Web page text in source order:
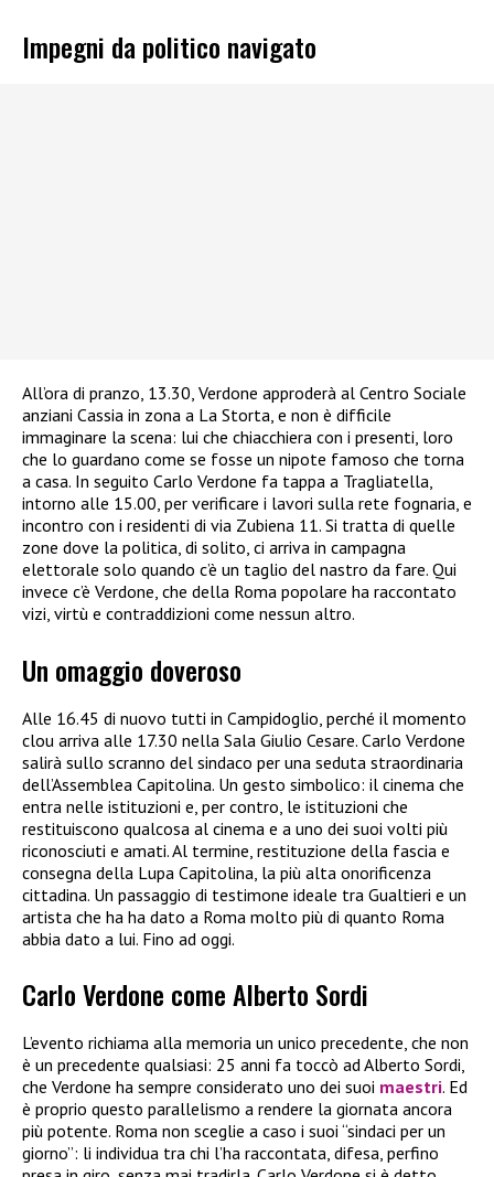
Impegni da politico navigato
All’ora di pranzo, 13.30, Verdone approderà al Centro Sociale
anziani Cassia in zona a La Storta, e non è difficile
immaginare la scena: lui che chiacchiera con i presenti, loro
che lo guardano come se fosse un nipote famoso che torna
a casa. In seguito Carlo Verdone fa tappa a Tragliatella,
intorno alle 15.00, per verificare i lavori sulla rete fognaria, e
incontro con i residenti di via Zubiena 11. Si tratta di quelle
zone dove la politica, di solito, ci arriva in campagna
elettorale solo quando c’è un taglio del nastro da fare. Qui
invece c’è Verdone, che della Roma popolare ha raccontato
vizi, virtù e contraddizioni come nessun altro.
Un omaggio doveroso
Alle 16.45 di nuovo tutti in Campidoglio, perché il momento
clou arriva alle 17.30 nella Sala Giulio Cesare. Carlo Verdone
salirà sullo scranno del sindaco per una seduta straordinaria
dell’Assemblea Capitolina. Un gesto simbolico: il cinema che
entra nelle istituzioni e, per contro, le istituzioni che
restituiscono qualcosa al cinema e a uno dei suoi volti più
riconosciuti e amati. Al termine, restituzione della fascia e
consegna della Lupa Capitolina, la più alta onorificenza
cittadina. Un passaggio di testimone ideale tra Gualtieri e un
artista che ha ha dato a Roma molto più di quanto Roma
abbia dato a lui. Fino ad oggi.
Carlo Verdone come Alberto Sordi
L’evento richiama alla memoria un unico precedente, che non
è un precedente qualsiasi: 25 anni fa toccò ad Alberto Sordi,
che Verdone ha sempre considerato uno dei suoi maestri. Ed
è proprio questo parallelismo a rendere la giornata ancora
più potente. Roma non sceglie a caso i suoi “sindaci per un
giorno”: li individua tra chi l’ha raccontata, difesa, perfino